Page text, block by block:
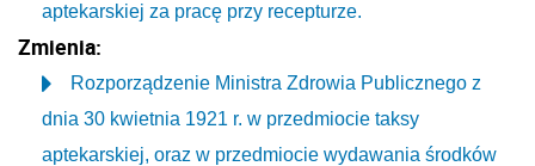
aptekarskiej za pracę przy recepturze.
Zmienia:
Rozporządzenie Ministra Zdrowia Publicznego z
dnia 30 kwietnia 1921 r. w przedmiocie taksy
aptekarskiej, oraz w przedmiocie wydawania środków